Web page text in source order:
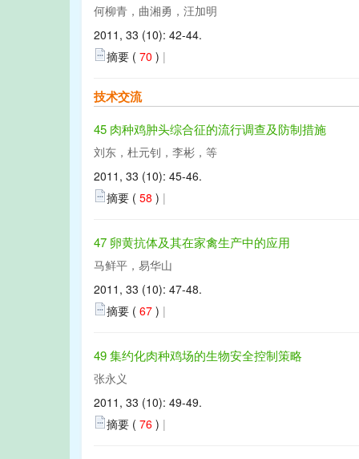
何柳青，曲湘勇，汪加明
2011, 33 (10): 42-44.
摘要 ( 70 ) |
技术交流
45 肉种鸡肿头综合征的流行调查及防制措施
刘东，杜元钊，李彬，等
2011, 33 (10): 45-46.
摘要 ( 58 ) |
47 卵黄抗体及其在家禽生产中的应用
马鲜平，易华山
2011, 33 (10): 47-48.
摘要 ( 67 ) |
49 集约化肉种鸡场的生物安全控制策略
张永义
2011, 33 (10): 49-49.
摘要 ( 76 ) |